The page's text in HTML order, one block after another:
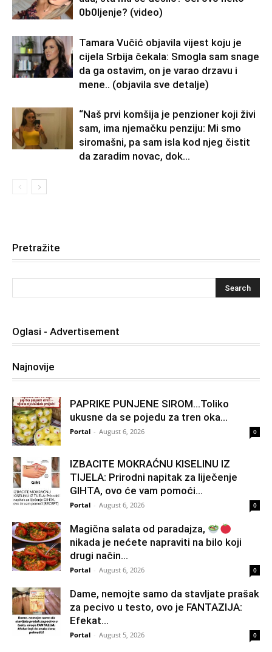
0b0Ijenje? (video)
Tamara Vučić objavila vijest koju je
cijela Srbija čekala: Smogla sam snage
da ga ostavim, on je varao drzavu i
mene.. (objavila sve detalje)
“Naš prvi komšija je penzioner koji živi
sam, ima njemačku penziju: Mi smo
siromašni, pa sam isla kod njeg čistit
da zaradim novac, dok...
Pretražite
Oglasi - Advertisement
Najnovije
PAPRIKE PUNJENE SIROM…Toliko
ukusne da se pojedu za tren oka…
Portal - August 6, 2026 0
IZBACITE MOKRAĆNU KISELINU IZ
TIJELA: Prirodni napitak za liječenje
GIHTA, ovo će vam pomoći...
Portal - August 6, 2026 0
Magična salata od paradajza,
nikada je nećete napraviti na bilo koji
drugi način…
Portal - August 6, 2026 0
Dame, nemojte samo da stavljate prašak
za pecivo u testo, ovo je FANTAZIJA:
Efekat...
Portal - August 5, 2026 0